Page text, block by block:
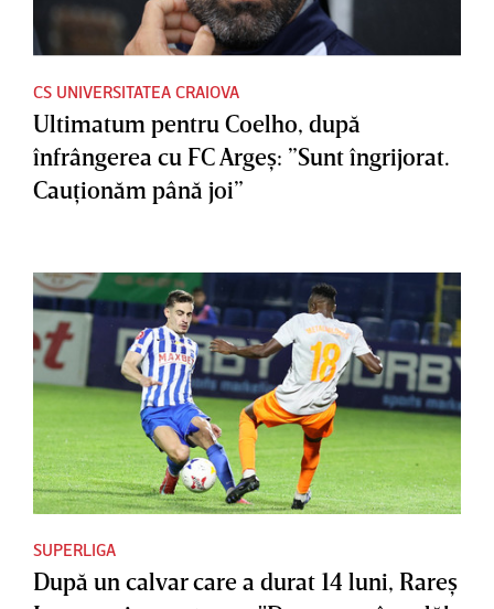
CS UNIVERSITATEA CRAIOVA
Ultimatum pentru Coelho, după
înfrângerea cu FC Argeş: ”Sunt îngrijorat.
Cauţionăm până joi”
SUPERLIGA
După un calvar care a durat 14 luni, Rareş